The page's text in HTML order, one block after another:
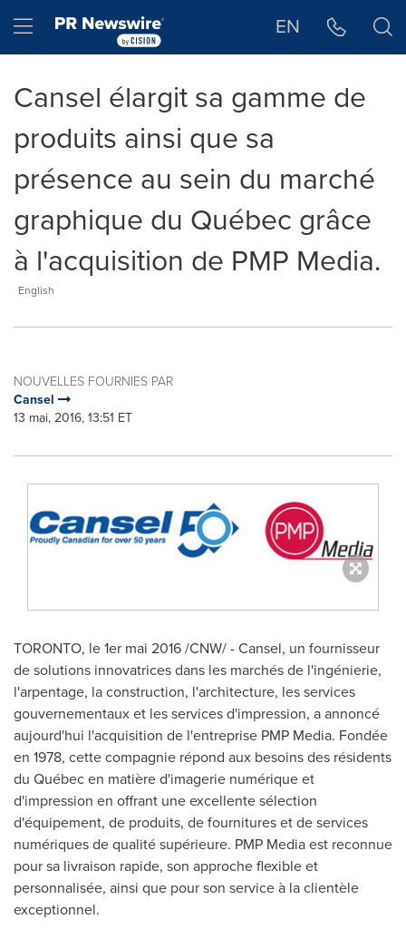
Hamburger menu EN
Cansel élargit sa gamme de
produits ainsi que sa
présence au sein du marché
graphique du Québec grâce
à l'acquisition de PMP Media.
English
NOUVELLES FOURNIES PAR
Cansel
13 mai, 2016, 13:51 ET
TORONTO, le 1er mai 2016 /CNW/ - Cansel, un fournisseur
de solutions innovatrices dans les marchés de l'ingénierie,
l'arpentage, la construction, l'architecture, les services
gouvernementaux et les services d'impression, a annoncé
aujourd'hui l'acquisition de l'entreprise PMP Media. Fondée
en 1978, cette compagnie répond aux besoins des résidents
du Québec en matière d'imagerie numérique et
d'impression en offrant une excellente sélection
d'équipement, de produits, de fournitures et de services
numériques de qualité supérieure. PMP Media est reconnue
pour sa livraison rapide, son approche flexible et
personnalisée, ainsi que pour son service à la clientèle
exceptionnel.